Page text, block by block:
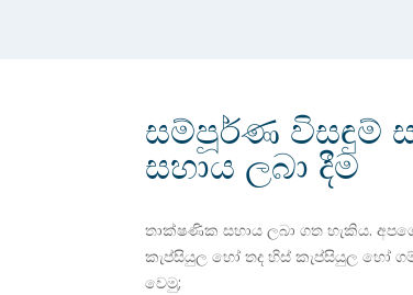
සම්පූර්ණ විසඳුම්
සහාය ලබා දීම
තාක්ෂණික සහාය ලබා ගත හැකිය.
කැප්සියුල හෝ තද හිස් කැප්සියුල හෝ
වෙමු;